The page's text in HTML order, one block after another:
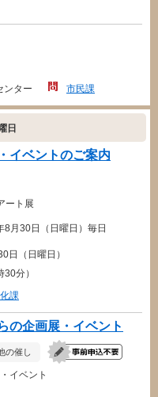
ンター 市民課
日
イベントのご案内
ート展
月30日（日曜日）毎日
（日曜日）
分）
課
の企画展・イベント
の催し
イベント